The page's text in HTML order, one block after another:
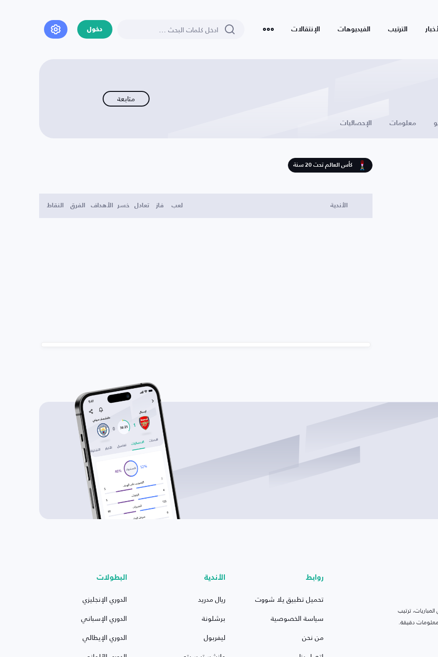
الترتيب الفيديوهات الإنتقالات دخول
متابعة
معلومات الإحصائيات
كأس العالم تحت 20 سنة
الأندية لعب فاز تعادل خسر الأهداف الفرق النقاط
ترتيب
دقيقة.
روابط
تحميل تطبيق يلا شووت
سياسة الخصوصية
من نحن
الأندية
ريال مدريد
برشلونة
ليفربول
البطولات
الدوري الإنجليزي
الدوري الإسباني
الدوري الإيطالي